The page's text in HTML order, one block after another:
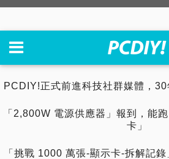
PCDIY!正式前進科技社群媒體，30
「2,800W 電源供應器」報到，能
卡」
「挑戰 1000 萬張-顯示卡-拆解記錄